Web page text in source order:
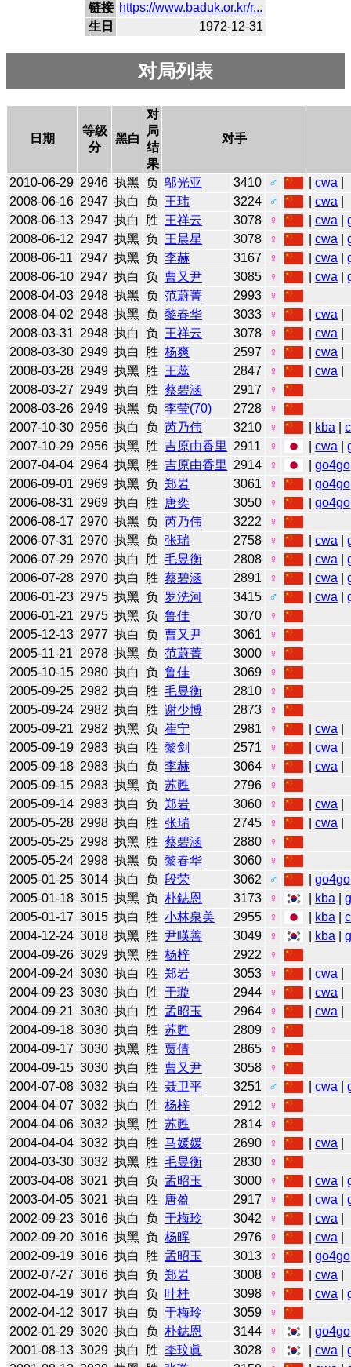
链接 https://www.baduk.or.kr/r...
生日
1972-12-31
对局列表
日期
等级
分
黑白
对
局
结
果
对手
2010-06-29 2946 执黑 负 邬光亚 3410 ♂ |cwa
2008-06-16 2947 执白 负 王玮 3224 ♂ |cwa
2008-06-13 2947 执白 胜 王祥云 3078 ♀ |cwa |
2008-06-12 2947 执黑 负 王晨星 3078 ♀ |cwa |
2008-06-11
2947 执黑 负 李赫 3167 ♀ |cwa |
2008-06-10 2947 执白 负 曹又尹 3085 ♀ |cwa |
2008-04-03 2948 执黑 负 范蔚菁 2993
♀
2008-04-02 2948 执黑 负 黎春华 3033 ♀ |cwa
2008-03-31 2948 执白 负 王祥云 3078 ♀ |cwa
2008-03-30 2949 执白 胜 杨爽 2597 ♀ |cwa
2008-03-28 2949 执黑 胜 王蕊 2847 ♀ |cwa
2008-03-27 2949 执白 胜 蔡碧涵 2917
♀
2008-03-26 2949 执黑 负 李莹(70) 2728
♀
2007-10-30 2956 执白 负 芮乃伟 3210 ♀ kba |
2007-10-29 2956 执黑 胜 吉原由香里 2911 ♀ |cwa |
2007-04-04 2964 执黑 胜 吉原由香里 2914 ♀ |go4go
2006-09-01 2969 执黑 负 郑岩 3061 ♀ |go4go
2006-08-31 2969 执白 胜 唐奕 3050 ♀ |go4go
2006-08-17 2970 执黑 负 芮乃伟 3222
♀
2006-07-31 2970 执黑 负 张瑞 2758 ♀ |cwa |
2006-07-29 2970 执白 胜 毛昱衡 2808 ♀ |cwa |
2006-07-28 2970 执白 胜 蔡碧涵 2891 ♀ |cwa |
2006-01-23 2975 执黑 负 罗洗河 3415 ♂ |cwa |
2006-01-21 2975 执黑 负 鲁佳 3070
♀
2005-12-13 2977 执白 负 曹又尹 3061
♀
2005-11-21
2978 执黑 负 范蔚菁 3000
♀
2005-10-15 2980 执白 负 鲁佳 3069
♀
2005-09-25 2982 执白 胜 毛昱衡 2810
♀
2005-09-24 2982 执白 胜 谢少博 2873
♀
2005-09-21 2982 执黑 负 崔宁 2981 ♀ |cwa
2005-09-19 2983 执白 胜 黎剑 2571 ♀ |cwa
2005-09-18 2983 执白 负 李赫 3064 ♀ |cwa
2005-09-15 2983 执黑 负 苏甦 2796
♀
2005-09-14 2983 执白 负 郑岩 3060 ♀ |cwa
2005-05-28 2998 执白 胜 张瑞 2745 ♀ |cwa
2005-05-25 2998 执黑 胜 蔡碧涵 2880
♀
2005-05-24 2998 执黑 负 黎春华 3060
♀
2005-01-25 3014 执白 负 段荣 3062 ♂ |go4go
2005-01-18 3015 执黑 负 朴鋕恩 3173 ♀ kba |
2005-01-17 3015 执白 胜 小林泉美 2955 ♀ kba |
2004-12-24 3018 执黑 胜 尹暎善 3049 ♀ kba |
2004-09-26 3029 执黑 胜 杨梓 2922
♀
2004-09-24 3030 执白 胜 郑岩 3053 ♀ |cwa
2004-09-23 3030 执白 胜 于璇 2944 ♀ |cwa
2004-09-21 3030 执白 胜 孟昭玉 2964 ♀ |cwa
2004-09-18 3030 执白 胜 苏甦 2809
♀
2004-09-17 3030 执黑 胜 贾倩 2865
♀
2004-09-15 3030 执白 胜 曹又尹 3058
♀
2004-07-08 3032 执白 胜 聂卫平 3251 ♂ |cwa |
2004-04-07 3032 执白 胜 杨梓 2912
♀
2004-04-06 3032 执黑 胜 苏甦 2814
♀
2004-04-04 3032 执白 胜 马媛媛 2690 ♀ |cwa
2004-03-30 3032 执黑 胜 毛昱衡 2830
♀
2003-04-08 3021 执白 负 孟昭玉 3000 ♀ |cwa |
2003-04-05 3021 执白 胜 唐盈 2917 ♀ |cwa |
2002-09-23 3016 执白 负 于梅玲 3042 ♀ |cwa
2002-09-20 3016 执黑 负 杨晖 2976 ♀ |cwa
2002-09-19 3016 执白 胜 孟昭玉 3013 ♀ |go4go
2002-07-27 3016 执白 负 郑岩 3008 ♀ |cwa
2002-04-19 3017 执白 负 叶桂 3098 ♀ |cwa |
2002-04-12 3017 执白 负 于梅玲 3059
♀
2002-01-29 3020 执白 负 朴鋕恩 3144 ♀ |go4go
2001-08-13 3029 执白 胜 李玟眞 3028 ♀ |cwa |